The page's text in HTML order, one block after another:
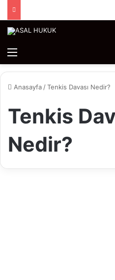
Menü
Anasayfa /Tenkis Davası Nedir?
Tenkis
Nedir?